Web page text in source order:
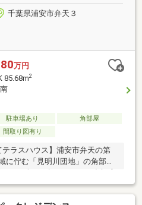
千葉県浦安市弁天３
万円
85.68m2
駐車場あり
角部屋
間取り図有り
テラスハウス】浦安市弁天の第
に佇む「見明川団地」の角部屋
。南玄関の1階には約13.5帖の
あり、外水栓付きの専用庭へ直